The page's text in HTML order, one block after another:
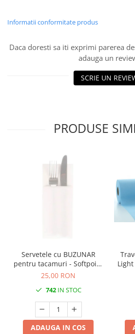
TEMATICA MARINA
TEMATICA MEDITERANEANA
TEMATICA BOTANICA / VEGETALA
TEMATICA ROMANTICA
DECOR HALLOWEEN
DECOR CRACIUN & REVELION
DECOR PRIMAVARA
DECOR MOS NICOLAE
TEMATICA FLORALA
DECOR OKTOBER FEST
DECOR BABY SHOWER
MINI BAX 1+1 GRATUIT
CUMPARA LA PALET
Informatii conformitate produs
Daca doresti sa iti exprimi parerea
adauga un
SCRIE UN
PRODUSE
Servetele cu BUZUNAR
pentru tacamuri - Softpoint
(Alb) / 33 x 40 cm / 50 buc
25,00 RON
742IN STOC
ADAUGA IN COS